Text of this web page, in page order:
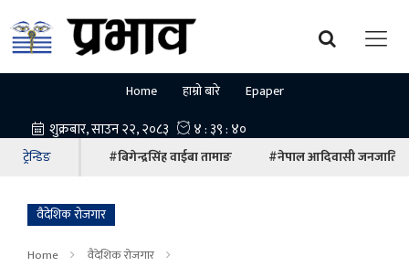
Home हाम्रो बारे Epaper
ट्रेन्डिङ #बिगेन्द्रसिंह वाईबा तामाङ #नेपाल आदिवासी जनजाति
वैदेशिक रोजगार
Home
वैदेशिक रोजगार